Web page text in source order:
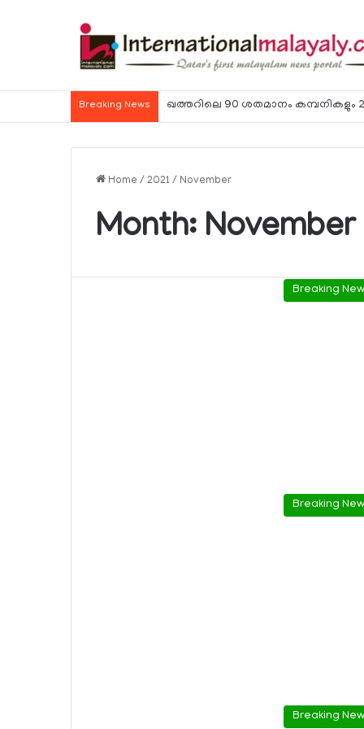
Breaking News ഹോര്‍മുസ് കടലിടുക്ക് ഉടന്‍
Home / 2021 / November
Month: November
Breaking
Breaking
Breaking